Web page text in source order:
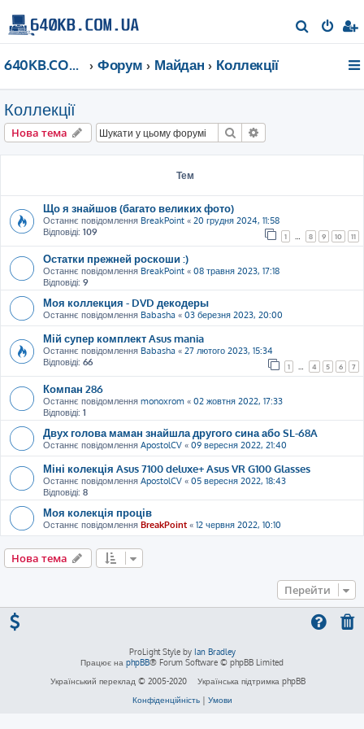
о
640KB.COM.UA Форум Майдан Коллекції
Коллекції
Нова тема Пошук
Тем
Що я знайшов (багато великих фото)
Останнє повідомлення BreakPoint « 20 грудня 2024, 11:58
Відповіді: 109 1 8 9 10 11
Остатки прежней роскоши :)
Останнє повідомлення BreakPoint « 08 травня 2023, 17:18
Відповіді: 9
Моя коллекция - DVD декодеры
Останнє повідомлення Babasha « 03 березня 2023, 20:00
Мій супер комплект Asus mania
Останнє повідомлення Babasha « 27 лютого 2023, 15:34
Відповіді: 66 1 4 5 6 7
Компан 286
Останнє повідомлення monoxrom « 02 жовтня 2022, 17:33
Відповіді: 1
Двух голова маман знайшла другого сина або SL-68A
Останнє повідомлення ApostolCV « 09 вересня 2022, 21:40
Міні колекція Asus 7100 deluxe+ Asus VR G100 Glasses
Останнє повідомлення ApostolCV « 05 вересня 2022, 18:43
Відповіді: 8
Моя колекція проців
Останнє повідомлення BreakPoint « 12 червня 2022, 10:10
Нова тема
Перейти
ProLight Style by Ian Bradley
Працює на phpBB® Forum Software © phpBB Limited
Український переклад © 2005-2020
Українська підтримка phpBB
Конфіденційність| Умови